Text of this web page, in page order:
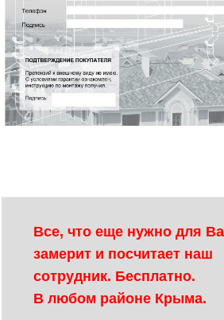
Все, что еще нужно для
замерит и посчитает наш
сотрудник. Бесплатно.
В любом районе Крыма.